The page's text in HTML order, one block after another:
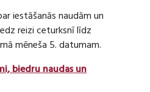
iestāšanās naudām un
reizi ceturksnī līdz
mēneša 5. datumam.
biedru naudas un